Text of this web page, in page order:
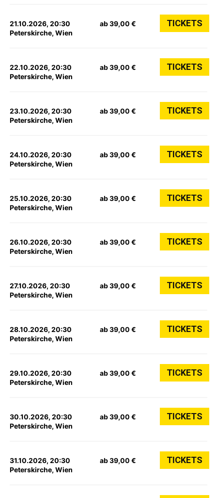
21.10.2026, 20:30
Peterskirche, Wien
ab 39,00 € TICKETS
22.10.2026, 20:30
Peterskirche, Wien
ab 39,00 € TICKETS
23.10.2026, 20:30
Peterskirche, Wien
ab 39,00 € TICKETS
24.10.2026, 20:30
Peterskirche, Wien
ab 39,00 € TICKETS
25.10.2026, 20:30
Peterskirche, Wien
ab 39,00 € TICKETS
26.10.2026, 20:30
Peterskirche, Wien
ab 39,00 € TICKETS
27.10.2026, 20:30
Peterskirche, Wien
ab 39,00 € TICKETS
28.10.2026, 20:30
Peterskirche, Wien
ab 39,00 € TICKETS
29.10.2026, 20:30
Peterskirche, Wien
ab 39,00 € TICKETS
30.10.2026, 20:30
Peterskirche, Wien
ab 39,00 € TICKETS
31.10.2026, 20:30
Peterskirche, Wien
ab 39,00 € TICKETS